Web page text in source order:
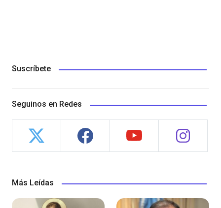
Suscríbete
Seguinos en Redes
Más Leídas